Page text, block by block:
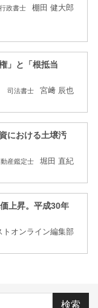
行政書士 棚田 健大郎
」と「根抵当
司法書士 宮﨑 辰也
における土壌汚
産鑑定士 堀田 直紀
上昇。平成30年
トオンライン編集部